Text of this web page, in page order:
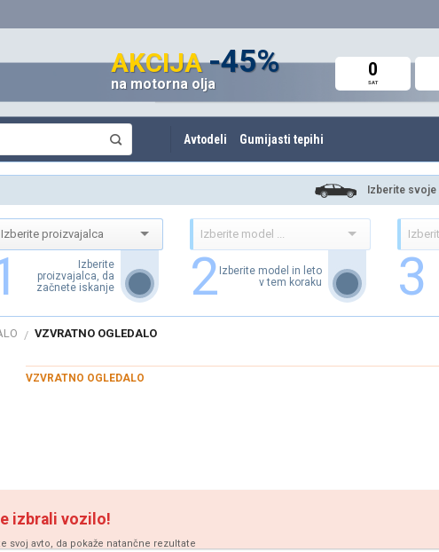
0
SAT
AKCIJAdo -42%
Amortizerji in vzmeti
0
SAT
AKCIJA-45%
na motorna olja
0
SAT
AKCIJAdo 60%
Avto deli in oprema
Avtodeli Gumijasti tepihi
Izberite
Izberite
proizvajalca, da
začnete iskanje
2 Izberite model in leto
v tem koraku
3
/ VZVRATNO OGLEDALO
VZVRATNO OGLEDALO
izbrali vozilo!
svoj avto, da pokaže natančne rezultate